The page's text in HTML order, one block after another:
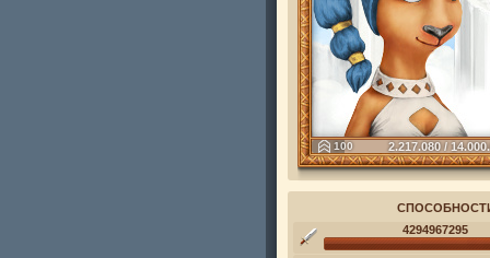
100 2.217.080 /
4294967295